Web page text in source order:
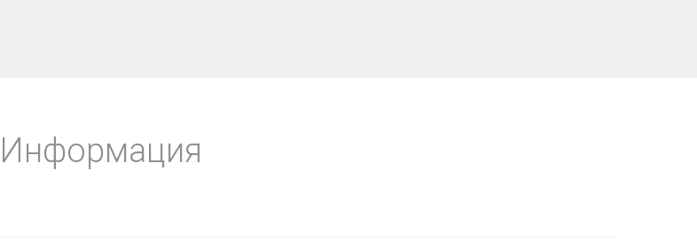
Информация